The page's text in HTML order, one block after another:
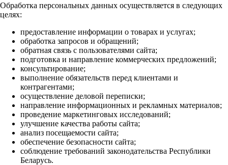
Обработка персональных данных осуществляется в следующих
целях:
предоставление информации о товарах и услугах;
обработка запросов и обращений;
обратная связь с пользователями сайта;
подготовка и направление коммерческих предложений;
консультирование;
выполнение обязательств перед клиентами и
контрагентами;
осуществление деловой переписки;
направление информационных и рекламных материалов;
проведение маркетинговых исследований;
улучшение качества работы сайта;
анализ посещаемости сайта;
обеспечение безопасности сайта;
соблюдение требований законодательства Республики
Беларусь.